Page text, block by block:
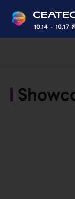
10.14 - 10.17